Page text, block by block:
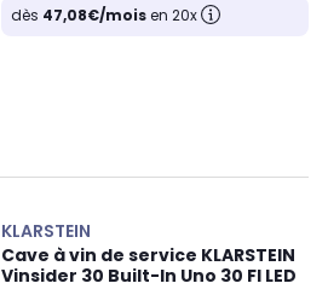
dès 47,08€/moisen 20x
KLARSTEIN
Cave à vin de service KLARSTEIN
Vinsider 30 Built-In Uno 30 Fl LED